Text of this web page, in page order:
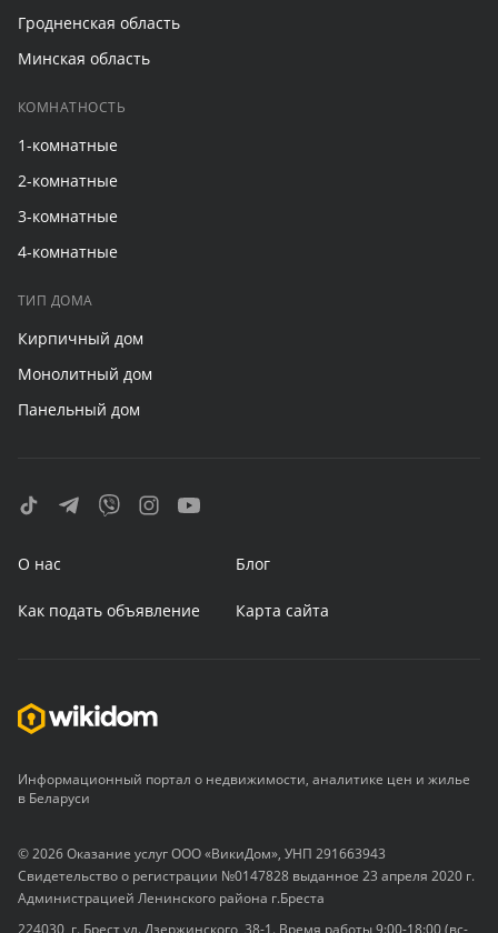
Гродненская область
Минская область
КОМНАТНОСТЬ
1-комнатные
2-комнатные
3-комнатные
4-комнатные
ТИП ДОМА
Кирпичный дом
Монолитный дом
Панельный дом
О нас Блог
Как подать объявление Карта сайта
Информационный портал о недвижимости, аналитике цен и жилье
в Беларуси
© 2026 Оказание услуг ООО «ВикиДом», УНП 291663943
Свидетельство о регистрации №0147828 выданное 23 апреля 2020 г.
Администрацией Ленинского района г.Бреста